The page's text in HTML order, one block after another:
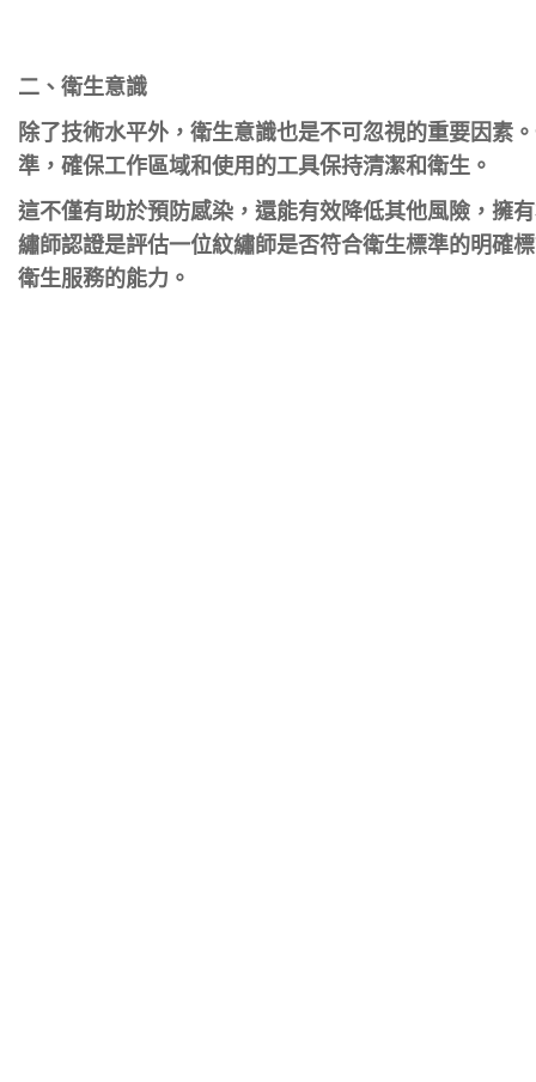
二、 衛生意識
除了技術水平外，衛生意識也是不可忽視的重要因素
準，確保工作區域和使用的工具保持清潔和衛生。
這不僅有助於預防感染，還能有效降低其他風險，擁
繡師認證是評估一位紋繡師是否符合衛生標準的明確
衛生服務的能力。